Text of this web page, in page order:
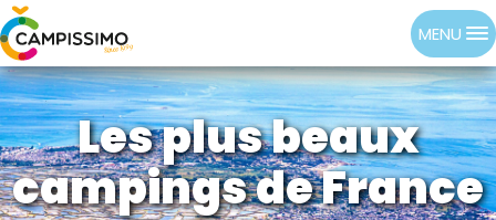
MENU
Les plus beaux
campings de France